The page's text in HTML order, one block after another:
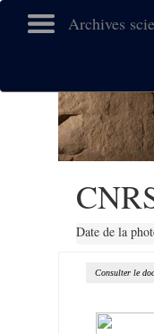
Archives
Date de la
Consulter le